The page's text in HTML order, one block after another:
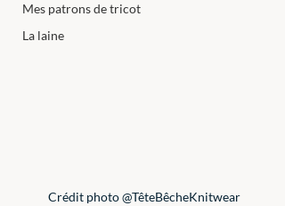
Mes patrons de tricot
La laine
Crédit photo @TêteBêcheKnitwear